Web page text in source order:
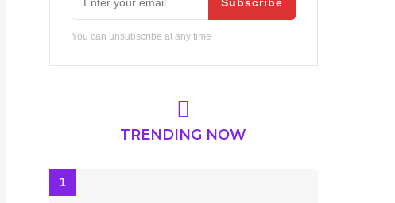
You can unsubscribe at any time
TRENDING NOW